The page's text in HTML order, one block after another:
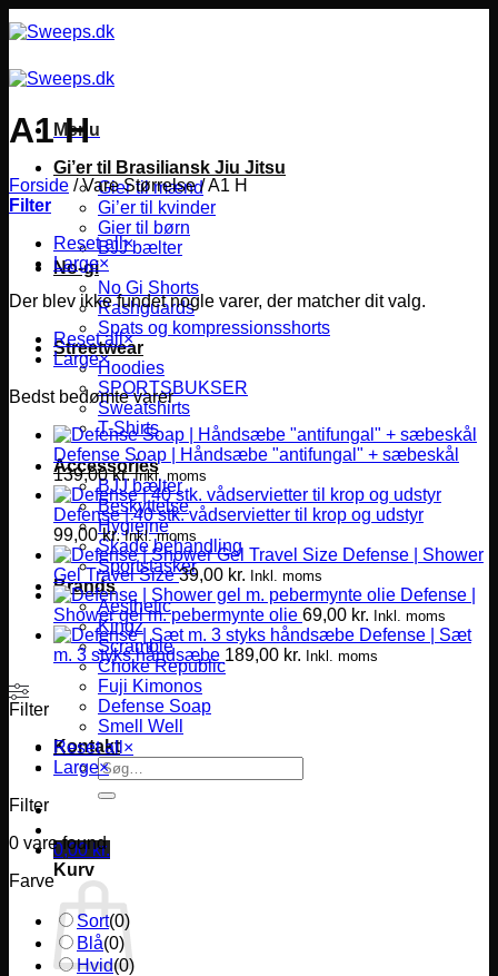
til
Menu
Gi’er til Brasiliansk Jiu Jitsu
Gier til mænd
Gi’er til kvinder
Gier til børn
BJJ bælter
No-gi
No Gi Shorts
Rashguards
Spats og kompressionsshorts
Streetwear
Hoodies
SPORTSBUKSER
Sweatshirts
T-Shirts
Accessories
BJJ bælter
Beskyttelse
Hygiejne
Skade behandling
Sportstasker
Brands
Aesthetic
Kingz
Scramble
Choke Republic
Fuji Kimonos
Defense Soap
Smell Well
Kontakt
Søg
efter:
0,00 kr.
Kurv
A1 H
Forside /Vare Størrelse/A1 H
Filter
Reset all×
Large×
Der blev ikke fundet nogle varer, der matcher dit valg.
Reset all×
Large×
Bedst bedømte varer
Defense Soap | Håndsæbe "antifungal" + sæbeskål
139,00kr. Inkl. moms
Defense | 40 stk. vådservietter til krop og udstyr
99,00kr. Inkl. moms
Defense | Shower
Gel Travel Size 39,00 kr. Inkl. moms
Defense |
Shower gel m. pebermynte olie 69,00 kr. Inkl. moms
Defense | Sæt
m. 3 styks håndsæbe 189,00 kr. Inkl. moms
Filter
Reset all ×
Large×
Filter
0 vare found
Farve
Sort(0)
Blå(0)
Hvid(0)